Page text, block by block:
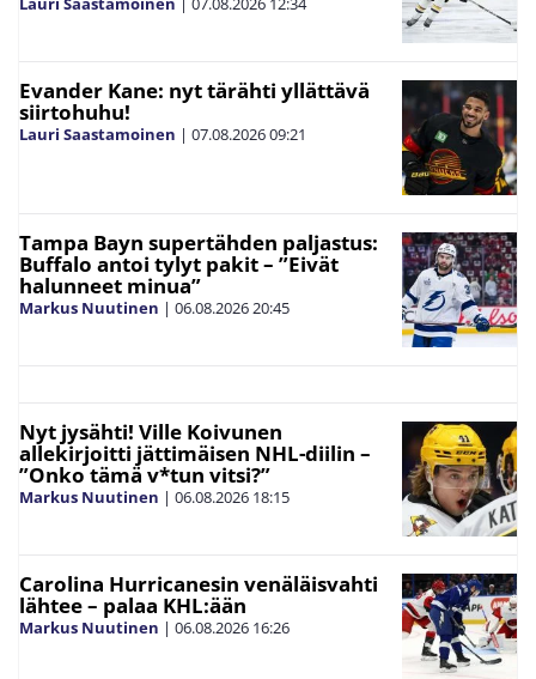
Evander Kane: nyt tärähti yllättävä
siirtohuhu!
Lauri Saastamoinen | 07.08.202609:21
Tampa Bayn supertähden paljastus:
Buffalo antoi tylyt pakit – ”Eivät
halunneet minua”
Markus Nuutinen | 06.08.2026 20:45
Nyt jysähti! Ville Koivunen
allekirjoitti jättimäisen NHL-diilin –
”Onko tämä v*tun vitsi?”
Markus Nuutinen | 06.08.2026 18:15
Carolina Hurricanesin venäläisvahti
lähtee – palaa KHL:ään
Markus Nuutinen | 06.08.2026 16:26